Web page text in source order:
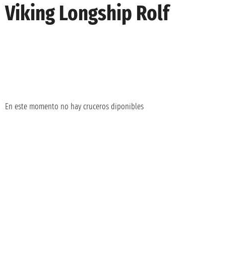
Viking Longship Rolf
En este momento no hay cruceros diponibles